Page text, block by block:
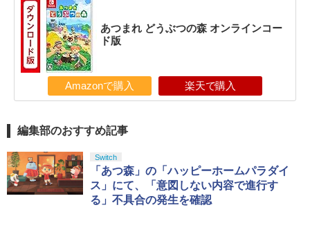
あつまれ どうぶつの森 オンラインコー
ド版
Amazonで購入 楽天で購入
編集部のおすすめ記事
Switch
「あつ森」の「ハッピーホームパラダイ
ス」にて、「意図しない内容で進行す
る」不具合の発生を確認